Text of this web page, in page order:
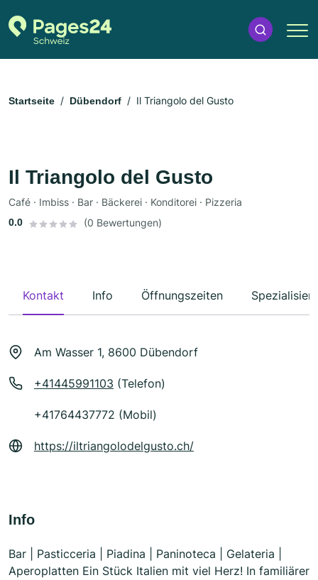
Startseite Dübendorf Il Triangolo del Gusto
Il Triangolo del Gusto
Café · Imbiss · Bar · Bäckerei · Konditorei · Pizzeria
0.0 (0 Bewertungen)
Kontakt Info Öffnungszeiten
Am Wasser 1, 8600 Dübendorf
+41445991103 (Telefon)
+41764437772 (Mobil)
https://iltriangolodelgusto.ch/
Info
Bar | Pasticceria | Piadina | Paninoteca | Gelateria |
Aperoplatten Ein Stück Italien mit viel Herz! In familiärer